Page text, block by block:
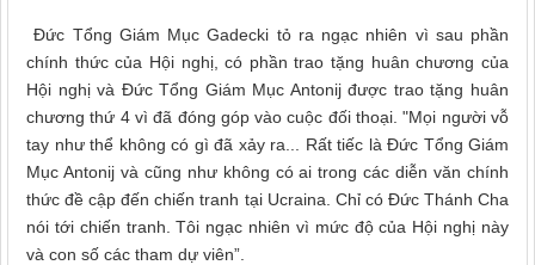
Đức Tổng Giám Mục Gadecki tỏ ra ngạc nhiên vì sau phần
chính thức của Hội nghị, có phần trao tặng huân chương của
Hội nghị và Đức Tổng Giám Mục Antonij được trao tặng huân
chương thứ 4 vì đã đóng góp vào cuộc đối thoại. "Mọi người vỗ
tay như thể không có gì đã xảy ra... Rất tiếc là Đức Tổng Giám
Mục Antonij và cũng như không có ai trong các diễn văn chính
thức đề cập đến chiến tranh tại Ucraina. Chỉ có Đức Thánh Cha
nói tới chiến tranh. Tôi ngạc nhiên vì mức độ của Hội nghị này
và con số các tham dự viên”.